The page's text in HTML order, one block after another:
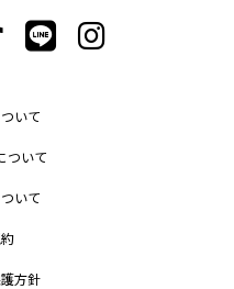
いて
ついて
いて
方針